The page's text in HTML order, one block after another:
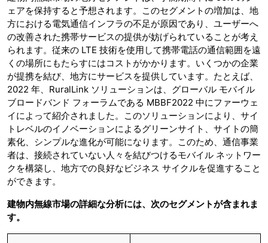
ェアを保持すると予想されます。このセグメントの増加は、地
方における電気通信インフラの不足が原因であり、ユーザーへ
の改善された携帯サービスの提供が妨げられていることが考え
られます。従来の LTE 技術を使用して携帯電話の通信範囲を遠
くの場所にもたらすにはコストがかかります。いくつかの企業
が提携を結び、地方にサービスを提供しています。たとえば、
2022 年、RuralLink ソリューションは、グローバル モバイル
ブロードバンド フォーラムである MBBF2022 中にファーウェ
イによって紹介されました。このソリューションにより、サイ
トレベルのイノベーションによるグリーンサイト、サイトの簡
素化、シンプルな進化が可能になります。このため、通信事業
者は、接続されていない人々を結びつけるモバイル ネットワー
クを構築し、地方での良好なビジネス サイクルを促進すること
ができます。
建物内無線市場の詳細な分析には、次のセグメントが含まれま
す。